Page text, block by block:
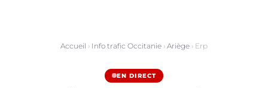
Accueil › Info trafic Occitanie › Ariège › Erp
EN DIRECT